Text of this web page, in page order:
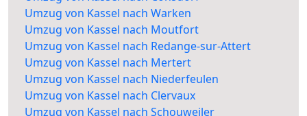
Umzug von Kassel nach Warken
Umzug von Kassel nach Moutfort
Umzug von Kassel nach Redange-sur-Attert
Umzug von Kassel nach Mertert
Umzug von Kassel nach Niederfeulen
Umzug von Kassel nach Clervaux
Umzug von Kassel nach Schouweiler